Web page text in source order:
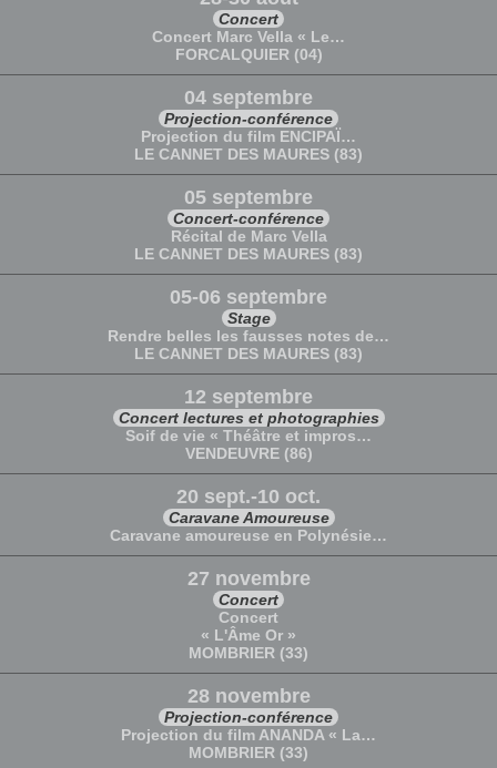
Concert
Concert Marc Vella « Le…
FORCALQUIER (04)
04 septembre
Projection-conférence
Projection du film ENCIPAÏ…
LE CANNET DES MAURES (83)
05 septembre
Concert-conférence
Récital de Marc Vella
LE CANNET DES MAURES (83)
05-06 septembre
Stage
Rendre belles les fausses notes de…
LE CANNET DES MAURES (83)
12 septembre
Concert lectures et photographies
Soif de vie « Théâtre et impros…
VENDEUVRE (86)
20 sept.-10 oct.
Caravane Amoureuse
Caravane amoureuse en Polynésie…
27 novembre
Concert
Concert
« L'Âme Or »
MOMBRIER (33)
28 novembre
Projection-conférence
Projection du film ANANDA « La…
MOMBRIER (33)